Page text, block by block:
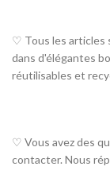
♡ Tous les articles
dans d'élégantes
réutilisables et
♡ Vous avez des
contacter. Nous